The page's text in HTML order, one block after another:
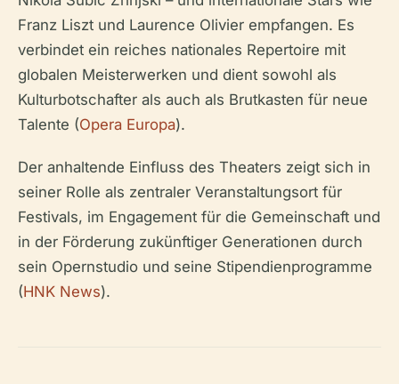
Franz Liszt und Laurence Olivier empfangen. Es
verbindet ein reiches nationales Repertoire mit
globalen Meisterwerken und dient sowohl als
Kulturbotschafter als auch als Brutkasten für neue
Talente (Opera Europa).
Der anhaltende Einfluss des Theaters zeigt sich in
seiner Rolle als zentraler Veranstaltungsort für
Festivals, im Engagement für die Gemeinschaft und
in der Förderung zukünftiger Generationen durch
sein Opernstudio und seine Stipendienprogramme
(HNK News).